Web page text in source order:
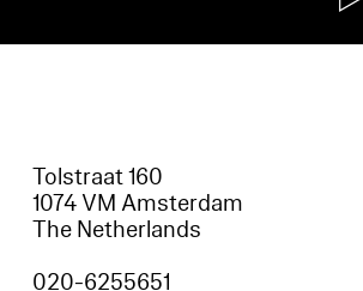
Tolstraat 160
1074 VM Amsterdam
The Netherlands
020-6255651